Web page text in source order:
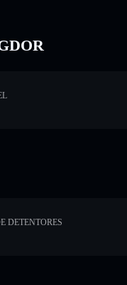
DETENTORES